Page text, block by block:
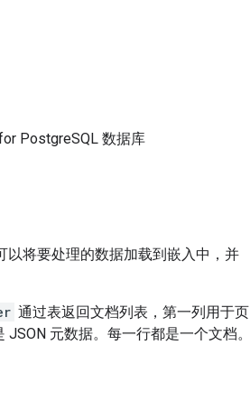
PostgreSQL 数据库
以将要处理的数据加载到嵌入中，并
通过表返回文档列表，第一列用于页
元数据。每一行都是一个文档。